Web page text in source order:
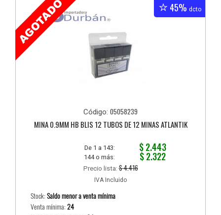
45% dcto
Código: 05058239
MINA 0.9MM HB BLIS 12 TUBOS DE 12 MINAS ATLANTIK
De 1 a 143: $ 2.443
144 o más: $ 2.322
Precio lista:$ 4.416
IVA Incluido
Stock:Saldo menor a venta mínima
Venta mínima:24